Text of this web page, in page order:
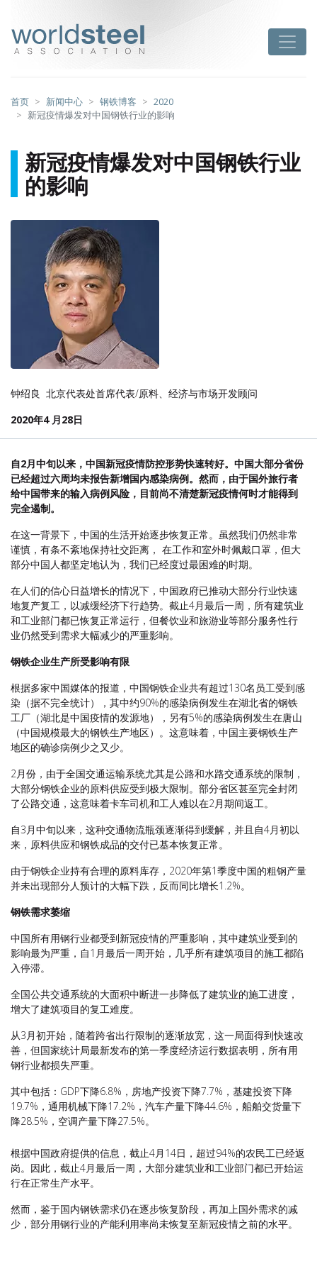
首页 新闻中心 钢铁博客
2020
新冠疫情爆发对中国钢铁行业的影响
新冠疫情爆发对中国钢铁行业
的影响
钟绍良 北京代表处首席代表/原料、经济与市场开发顾问
2020年4 月28日
自2月中旬以来，中国新冠疫情防控形势快速转好。中国大部分省份
已经超过六周均未报告新增国内感染病例。然而，由于国外旅行者
给中国带来的输入病例风险，目前尚不清楚新冠疫情何时才能得到
完全遏制。
在这一背景下，中国的生活开始逐步恢复正常。虽然我们仍然非常
谨慎，有条不紊地保持社交距离， 在工作和室外时佩戴口罩，但大
部分中国人都坚定地认为，我们已经度过最困难的时期。
在人们的信心日益增长的情况下，中国政府已推动大部分行业快速
地复产复工，以减缓经济下行趋势。截止4月最后一周，所有建筑业
和工业部门都已恢复正常运行，但餐饮业和旅游业等部分服务性行
业仍然受到需求大幅减少的严重影响。
钢铁企业生产所受影响有限
根据多家中国媒体的报道，中国钢铁企业共有超过130名员工受到感
染（据不完全统计），其中约90%的感染病例发生在湖北省的钢铁
工厂（湖北是中国疫情的发源地），另有5%的感染病例发生在唐山
（中国规模最大的钢铁生产地区）。这意味着，中国主要钢铁生产
地区的确诊病例少之又少。
2月份，由于全国交通运输系统尤其是公路和水路交通系统的限制，
大部分钢铁企业的原料供应受到极大限制。部分省区甚至完全封闭
了公路交通，这意味着卡车司机和工人难以在2月期间返工。
自3月中旬以来，这种交通物流瓶颈逐渐得到缓解，并且自4月初以
来，原料供应和钢铁成品的交付已基本恢复正常。
由于钢铁企业持有合理的原料库存，2020年第1季度中国的粗钢产量
并未出现部分人预计的大幅下跌，反而同比增长1.2%。
钢铁需求萎缩
中国所有用钢行业都受到新冠疫情的严重影响，其中建筑业受到的
影响最为严重，自1月最后一周开始，几乎所有建筑项目的施工都陷
入停滞。
全国公共交通系统的大面积中断进一步降低了建筑业的施工进度，
增大了建筑项目的复工难度。
从3月初开始，随着跨省出行限制的逐渐放宽，这一局面得到快速改
善，但国家统计局最新发布的第一季度经济运行数据表明，所有用
钢行业都损失严重。
其中包括：GDP下降6.8%，房地产投资下降7.7%，基建投资下降
19.7%，通用机械下降17.2%，汽车产量下降44.6%，船舶交货量下
降28.5%，空调产量下降27.5%。
根据中国政府提供的信息，截止4月14日，超过94%的农民工已经返
岗。因此，截止4月最后一周，大部分建筑业和工业部门都已开始运
行在正常生产水平。
然而，鉴于国内钢铁需求仍在逐步恢复阶段，再加上国外需求的减
少，部分用钢行业的产能利用率尚未恢复至新冠疫情之前的水平。